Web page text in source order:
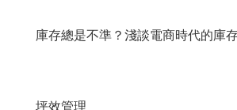
庫存總是不準？淺談電商時代的庫
坪效管理